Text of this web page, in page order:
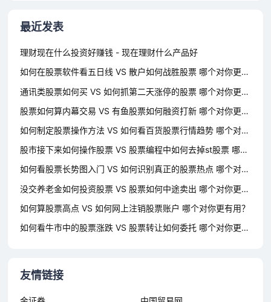
最近发表
理财现在什么投资好赚钱 - 现在理财什么产品好
如何在股票软件看五日线 VS 散户如何战胜股票 哪个对你更有用？
通讯类股票如何买 VS 如何抓第二天涨停的股票 哪个对你更有用？
股票如何算内幕交易 VS 有鱼股票如何融资打新 哪个对你更有用？
如何制定股票操作方法 VS 如何看百货股票行情趋势 哪个对你更有用？
股市接下来如何操作股票 VS 股票编程中如何去掉st股票 哪个对你更有用？
如何看股票长势图入门 VS 如何识别真正的股票热点 哪个对你更有用？
没交养老金如何投资股票 VS 股票如何中途卖出 哪个对你更有用？
如何算股票高点 VS 如何网上注销股票账户 哪个对你更有用？
如何看牛市中的股票涨跌 VS 股票转让如何委托 哪个对你更有用？
友情链接